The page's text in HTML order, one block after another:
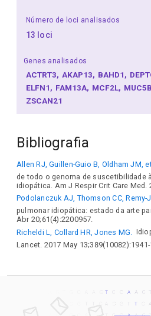
Número de loci analisados
13 loci
Genes analisados
ACTRT3 AKAP13 BAHD1
ELFN1 FAM13A MCF2L
ZSCAN21
Bibliografia
Allen RJ, Guillen-Guio B, Oldham JM, et
de todo o genoma de suscetibilidade
idiopática. Am J Respir Crit Care Med.
Podolanczuk AJ, Thomson CC, Remy-
pulmonar idiopática: estado da arte
Abr 20;61(4):2200957.
Richeldi L, Collard HR, Jones MG.
Lancet. 2017 May 13;389(10082):1941-